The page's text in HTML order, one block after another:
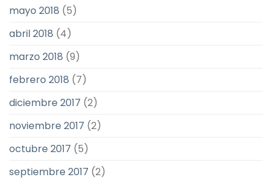
mayo 2018 (5)
abril 2018 (4)
marzo 2018 (9)
febrero 2018 (7)
diciembre 2017 (2)
noviembre 2017 (2)
octubre 2017 (5)
septiembre 2017 (2)